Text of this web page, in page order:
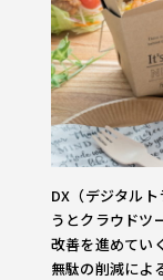
DX（デジタル
うとクラウドツ
改善を進めてい
無駄の削減によ